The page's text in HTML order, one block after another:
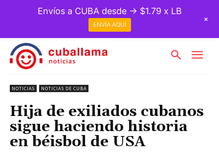
NOTICIAS NOTICIAS DE CUBA
Hija de exiliados cubanos
sigue haciendo historia
en béisbol de USA
Envíos a CUBA desde → $1.79 x LB
ENVÍA AQUÍ
+